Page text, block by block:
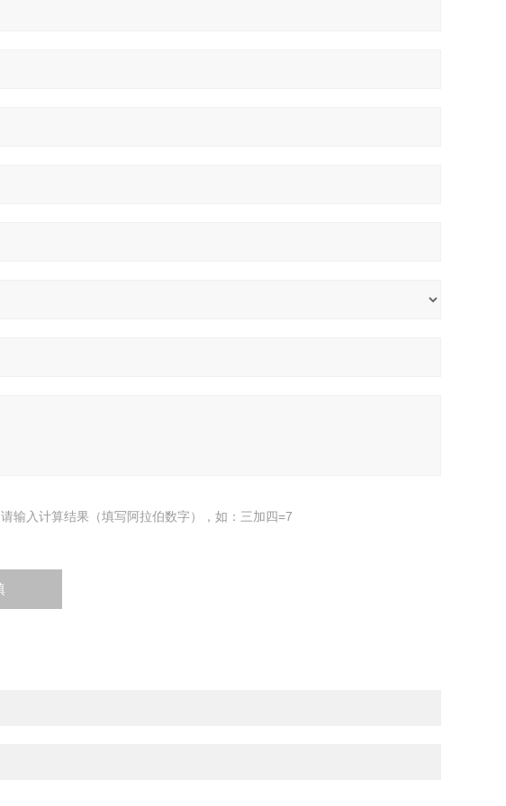
请输入计算结果（填写阿拉伯数字），如：三加四=7